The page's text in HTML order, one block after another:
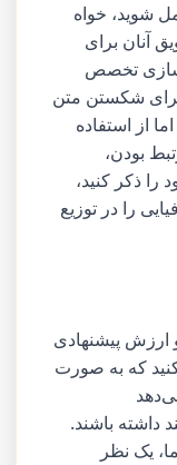
شوید، خواه
آنان برای
تخصص
شکستن متن
از استفاده
بودن،
را ذکر کنید،
را در توزیع
ارزش پیشنهادی
کنید که به صورت
داشته باشند.
یک نظر